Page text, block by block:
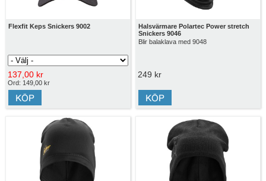
Flexfit Keps Snickers 9002
137,00 kr
Ord: 149,00 kr
Halsvärmare Polartec Power stretch
Snickers 9046
Blir balaklava med 9048
249 kr